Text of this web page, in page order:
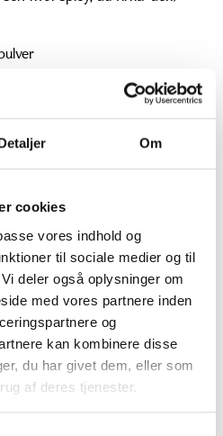
Om
cookies
vores indhold og
til sociale medier og til
deler også oplysninger om
med vores partnere inden
og
kan kombinere disse
du har givet dem, eller som
af deres tjenester.
chili og hvidløg fint.